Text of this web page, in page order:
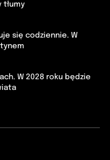
tłumy
się codziennie. W
W 2028 roku będzie